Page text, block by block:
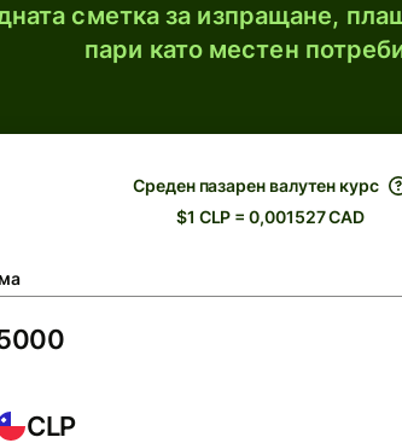
сметка за изпращане,
пари като местен
Среден пазарен валутен курс
$1 CLP = 0,001527 CAD
CLP